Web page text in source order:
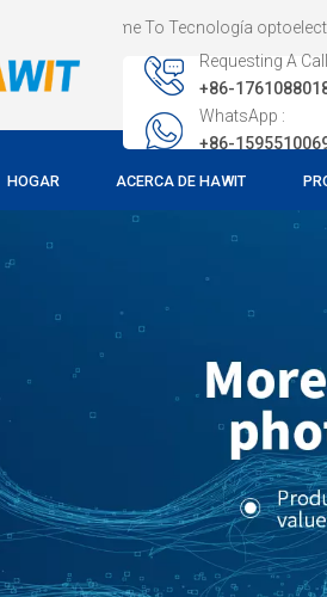
Welcome To Tecnología optoelectrónica
Requesting A
+86-
WhatsApp :
+86-
HOGAR ACERCA DE HAWIT